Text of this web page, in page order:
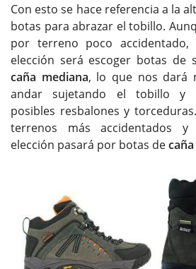
Con esto se hace referencia a la
botas para abrazar el tobillo.
por terreno poco
elección será escoger botas de
caña mediana, lo que nos dará
andar sujetando el tobillo y
posibles resbalones y
terrenos más accidentados
elección pasará por botas de